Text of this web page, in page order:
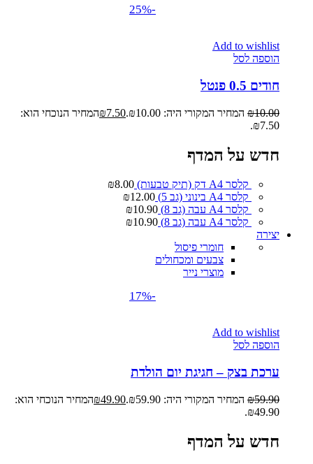
-25%
Add to wishlist
הוספה לסל
חודים 0.5 פנטל
₪10.00 המחיר המקורי היה: ₪10.00. ₪7.50
המחיר הנוכחי הוא:
₪7.50.
חדש על המדף
קלסר A4 דק (תיק טבעות) ₪8.00
קלסר A4 בינוני (גב 5)
₪12.00
קלסר A4 עבה (גב 8)
₪10.90
קלסר A4 עבה (גב 8)
₪10.90
יצירה
חומרי פיסול
צבעים ומכחולים
מוצרי נייר
-17%
Add to wishlist
הוספה לסל
ערכת בצק – חגיגת יום הולדת
₪59.90 המחיר המקורי היה: ₪59.90. ₪49.90
המחיר הנוכחי הוא:
₪49.90.
חדש על המדף